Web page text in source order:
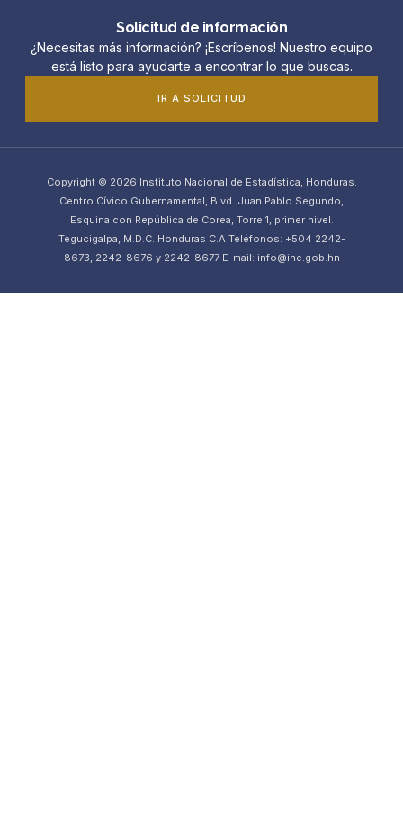
Solicitud de información
¿Necesitas más información? ¡Escríbenos! Nuestro equipo
está listo para ayudarte a encontrar lo que buscas.
IR A SOLICITUD
Copyright © 2026 Instituto Nacional de Estadística, Honduras.
Centro Cívico Gubernamental, Blvd. Juan Pablo Segundo,
Esquina con República de Corea, Torre 1, primer nivel.
Tegucigalpa, M.D.C. Honduras C.A Teléfonos: +504 2242-
8673, 2242-8676 y 2242-8677 E-mail: info@ine.gob.hn